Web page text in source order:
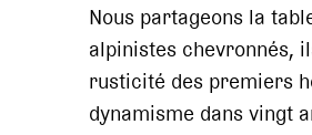
Nous partageons la
alpinistes chevronnés,
rusticité des premiers
dynamisme dans vingt